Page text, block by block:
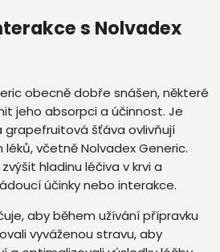
s Nolvadex
obecně dobře snášen, některé
jeho absorpci a účinnost. Je
grapefruitová šťáva ovlivňují
včetně Nolvadex Generic.
hladinu léčiva v krvi a
účinky nebo interakce.
aby během užívání přípravku
vyváženou stravu, aby